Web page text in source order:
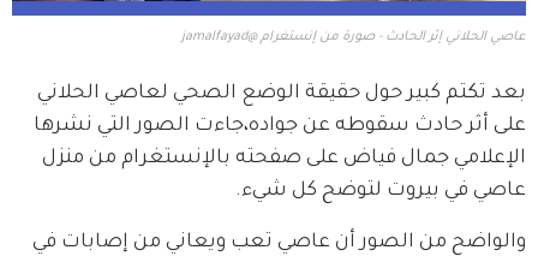
عاصي الحلاني إثر الحادث - صورة من إنستغرام @jamalfayad
بعد تكتم كبير حول حقيقة الوضع الصحي لعاصي الحلاني
على أثر حادث سقوطه عن جواده،جاءت الصور التي نشرها
الإعلامي جمال فياض على صفحته بالإنستغرام من منزل
عاصي في بيروت لتوضح كل شيء.
والواضح من الصور أن عاصي تعب ويعاني من إصابات في